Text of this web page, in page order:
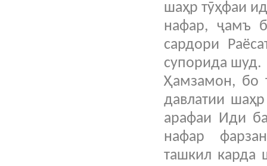
шаҳр тӯҳфаи
нафар, ҷамъ
сардори
супорида
Ҳамзамон, бо
давлатии
арафаи Иди
нафар
ташкил карда